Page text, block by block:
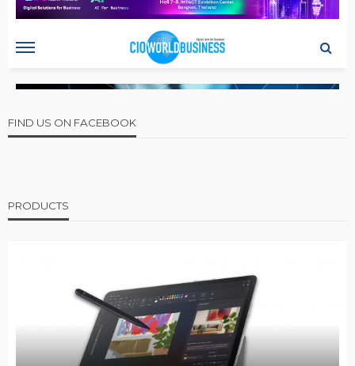
FIND US ON FACEBOOK
PRODUCTS